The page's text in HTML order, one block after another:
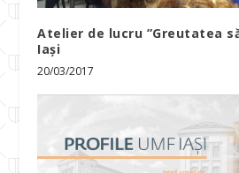
Atelier de lucru ”Greutatea
Iași
20/03/2017